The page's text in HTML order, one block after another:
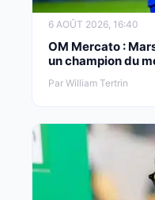
6 AOÛT 2026, 16:40
OM Mercato :
un champion du
Par William Tertrin